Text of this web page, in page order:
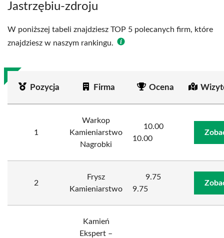
Jastrzębiu-zdroju
W poniższej tabeli znajdziesz TOP 5 polecanych firm, które
znajdziesz w naszym rankingu.
Pozycja Firma Ocena
1
Warkop
Kamieniarstwo
Nagrobki
10.00
10.00
2
Frysz
Kamieniarstwo
9.75
9.75
Kamień
Ekspert –